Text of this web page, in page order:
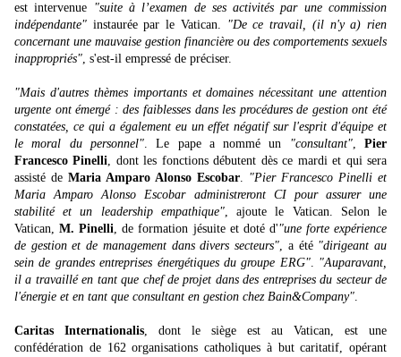
est intervenue "suite à l’examen de ses activités par une commission
indépendante" instaurée par le Vatican. "De ce travail, (il n'y a) rien
concernant une mauvaise gestion financière ou des comportements sexuels
inappropriés", s'est-il empressé de préciser.
"Mais d'autres thèmes importants et domaines nécessitant une attention
urgente ont émergé : des faiblesses dans les procédures de gestion ont été
constatées, ce qui a également eu un effet négatif sur l'esprit d'équipe et
le moral du personnel". Le pape a nommé un "consultant",Pier
Francesco Pinelli, dont les fonctions débutent dès ce mardi et qui sera
assisté de Maria Amparo Alonso Escobar. "Pier Francesco Pinelli et
Maria Amparo Alonso Escobar administreront CI pour assurer une
stabilité et un leadership empathique", ajoute le Vatican. Selon le
Vatican,M. Pinelli, de formation jésuite et doté d'"une forte expérience
de gestion et de management dans divers secteurs", a été "dirigeant au
sein de grandes entreprises énergétiques du groupe ERG". "Auparavant,
il a travaillé en tant que chef de projet dans des entreprises du secteur de
l'énergie et en tant que consultant en gestion chez Bain&Company".
Caritas Internationalis, dont le siège est au Vatican, est une
confédération de 162 organisations catholiques à but caritatif, opérant